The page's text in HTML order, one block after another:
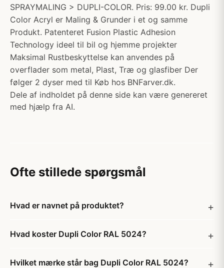
SPRAYMALING > DUPLI-COLOR. Pris: 99.00 kr. Dupli
Color Acryl er Maling & Grunder i et og samme
Produkt. Patenteret Fusion Plastic Adhesion
Technology ideel til bil og hjemme projekter
Maksimal Rustbeskyttelse kan anvendes på
overflader som metal, Plast, Træ og glasfiber Der
følger 2 dyser med til Køb hos BNFarver.dk.
Dele af indholdet på denne side kan være genereret
med hjælp fra AI.
Ofte stillede spørgsmål
Hvad er navnet på produktet?
Hvad koster Dupli Color RAL 5024?
Hvilket mærke står bag Dupli Color RAL 5024?